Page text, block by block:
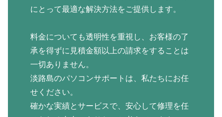
にとって最適な解決方法をご提供します。
料金についても透明性を重視し、お客様の了
承を得ずに見積金額以上の請求をすることは
一切ありません。
淡路島のパソコンサポートは、私たちにお任
せください。
確かな実績とサービスで、安心して修理を任